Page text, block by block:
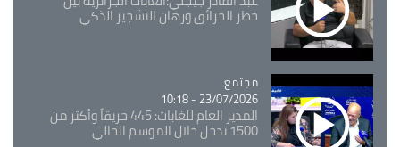
خطر الحرائق ورهان التشجير الذكي
Catégorie
مجتمع
23/07/2026 - 10:18
المدير العام للغابات: 445 حريقاً وأكثر من
1500 تدخل خلال الموسم الحالي